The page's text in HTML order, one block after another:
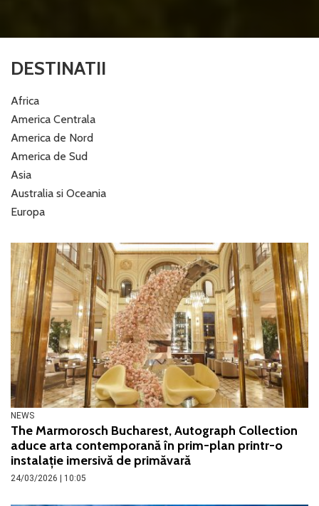
DESTINATII
Africa
America Centrala
America de Nord
America de Sud
Asia
Australia si Oceania
Europa
NEWS
The Marmorosch Bucharest, Autograph Collection
aduce arta contemporană în prim-plan printr-o
instalație imersivă de primăvară
24/03/2026 | 10:05